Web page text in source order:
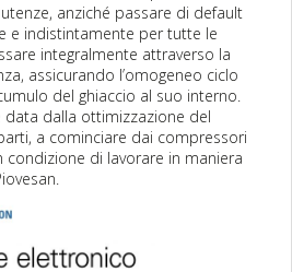
anziché passare di default
e indistintamente per tutte le
integralmente attraverso la
assicurando l’omogeneo ciclo
del ghiaccio al suo interno.
data dalla ottimizzazione del
a cominciare dai compressori
condizione di lavorare in maniera